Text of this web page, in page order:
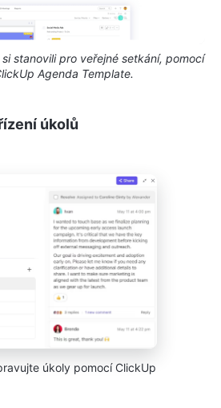
stanovili pro veřejné setkání, pomocí
Agenda Template.
úkolů
úkoly pomocí ClickUp